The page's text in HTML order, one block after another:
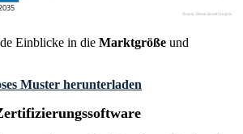
Einblicke in die Marktgröße und
Muster herunterladen